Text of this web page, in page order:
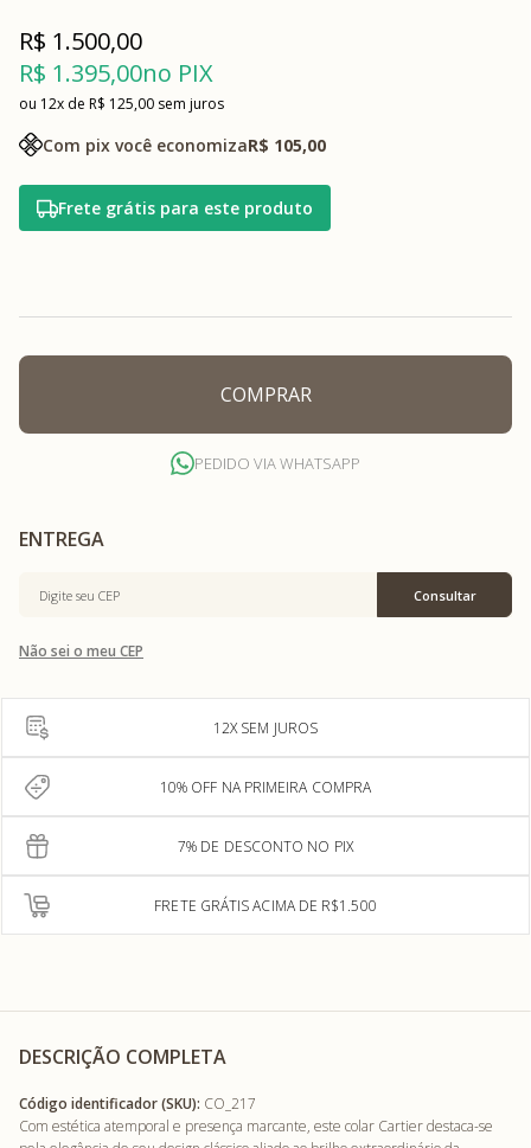
R$ 1.395,00no PIX
R$ 1.500,00
12x R$ 125,00 sem juros
Com pix você economizaR$ 105,00
Frete grátis para este produto
COMPRAR
PEDIDO VIA WHATSAPP
Não sei o meu CEP
12X SEM JUROS
10% OFF NA PRIMEIRA COMPRA
7% DE DESCONTO NO PIX
FRETE GRÁTIS ACIMA DE R$1.500
DESCRIÇÃO COMPLETA
Código identificador (SKU): CO_217
Com estética atemporal e presença marcante, este colar Cartier destaca-se